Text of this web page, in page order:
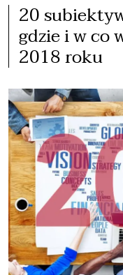
20
gdzie i w co
2018 roku